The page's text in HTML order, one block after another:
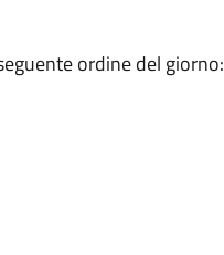
ordine del giorno: